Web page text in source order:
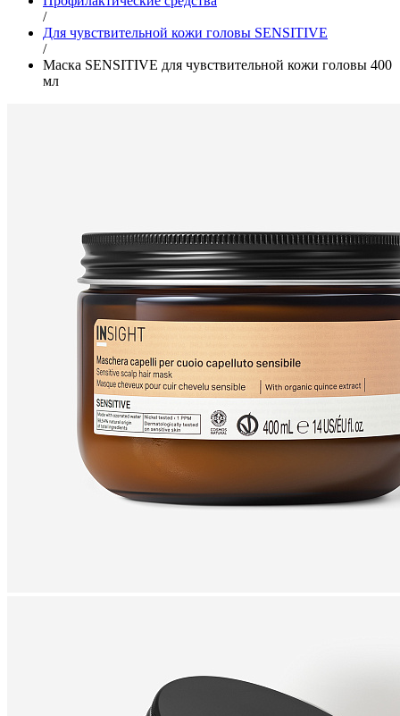
/
Для чувствительной кожи головы SENSITIVE
/
Маска SENSITIVE для чувствительной кожи головы 400
мл